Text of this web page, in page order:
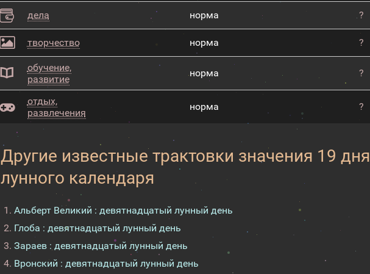
дела норма ?
творчество норма ?
обучение,
развитие
норма ?
отдых,
развлечения
норма ?
Другие известные трактовки значения 19 дня
лунного календаря
Альберт Великий : девятнадцатый лунный день
Глоба : девятнадцатый лунный день
Зараев : девятнадцатый лунный день
Вронский : девятнадцатый лунный день